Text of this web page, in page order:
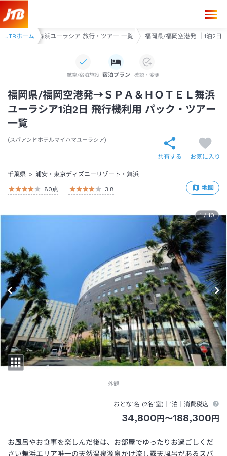
JTBホーム
＆ＨＯＴＥＬ舞浜ユーラシア 旅行・ツアー 一覧 福岡県/福岡空港発 ｜1泊2日
航空/宿泊施設 宿泊プラン 確認・変更
福岡県/福岡空港発→ＳＰＡ＆ＨＯＴＥＬ舞浜
ユーラシア1泊2日 飛行機利用 パック・ツアー
一覧
スパアンドホテルマイハマユーラシア
共有する お気に入り
千葉県
浦安・東京ディズニーリゾート・舞浜
地図
80点 3.8
1/10
外観
お風呂やお食事を楽しんだ後は、お部屋でゆったりお過ごしくだ
さい舞浜エリア唯一の天然温泉源泉かけ流し露天風呂があるスパ
おとな1名 (2名1室)｜1泊 ｜消費税込
34,800円〜188,300円